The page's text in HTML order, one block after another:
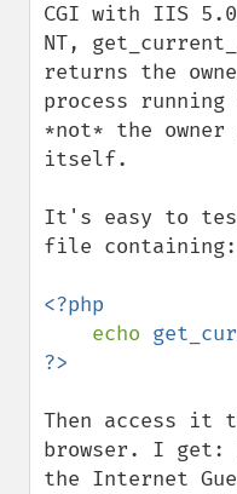
CGI with IIS 5.0
NT,
returns the
process
*not* the
itself.
It's easy to
file containing:
<?php
echo
Then access it
browser. I get:
the Internet